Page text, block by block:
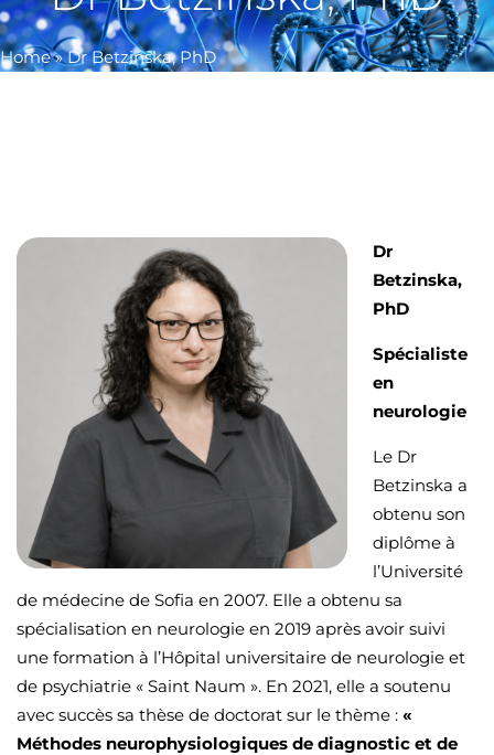
Home»Dr Betzinska, PhD
Dr
Betzinska,
PhD
Spécialiste
en
neurologie
Le Dr
Betzinska a
obtenu son
diplôme à
l’Université
de médecine de Sofia en 2007. Elle a obtenu sa
spécialisation en neurologie en 2019 après avoir suivi
une formation à l’Hôpital universitaire de neurologie et
de psychiatrie « Saint Naum ». En 2021, elle a soutenu
avec succès sa thèse de doctorat sur le thème : «
Méthodes neurophysiologiques de diagnostic et de